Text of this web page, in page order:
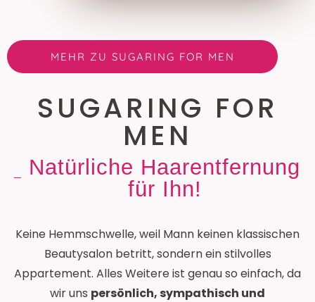
MEHR ZU SUGARING FOR MEN
SUGARING FOR
MEN
Natürliche Haarentfernung
für Ihn!
Keine Hemmschwelle, weil Mann keinen klassischen
Beautysalon betritt, sondern ein stilvolles
Appartement. Alles Weitere ist genau so einfach, da
wir uns persönlich, sympathisch und